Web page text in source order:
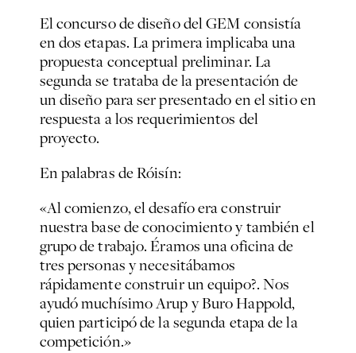
El concurso de diseño del GEM consistía
en dos etapas. La primera implicaba una
propuesta conceptual preliminar. La
segunda se trataba de la presentación de
un diseño para ser presentado en el sitio en
respuesta a los requerimientos del
proyecto.
En palabras de Róisín:
«Al comienzo, el desafío era construir
nuestra base de conocimiento y también el
grupo de trabajo. Éramos una oficina de
tres personas y necesitábamos
rápidamente construir un equipo?. Nos
ayudó muchísimo Arup y Buro Happold,
quien participó de la segunda etapa de la
competición.»